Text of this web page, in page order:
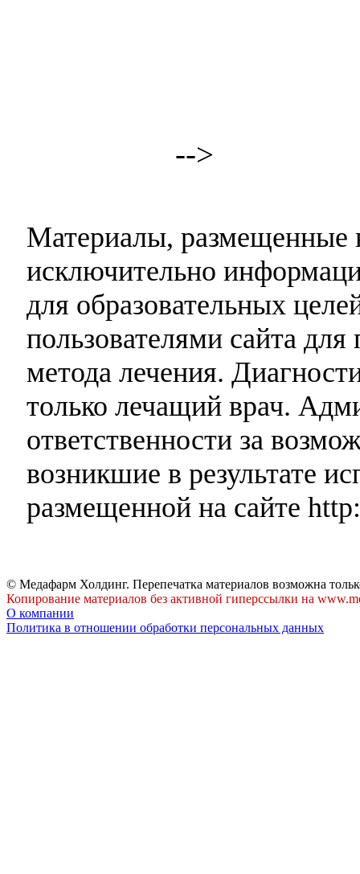
-->
Материалы, размещенные
исключительно
для образовательных
пользователями сайта
метода лечения.
только лечащий врач.
ответственности за
возникшие в результате
размещенной на сайте
© Медафарм Холдинг. Перепечатка материалов возможна
Копирование материалов без активной гиперссылки на
О компании
Политика в отношении обработки персональных данных